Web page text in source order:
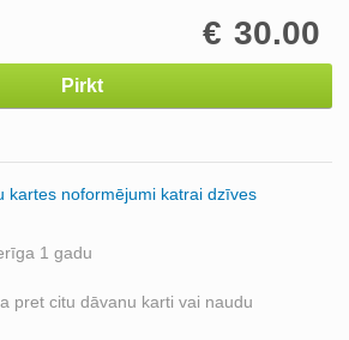
30.00
€
Pirkt
kartes noformējumi katrai dzīves
1 gadu
pret citu dāvanu karti vai naudu